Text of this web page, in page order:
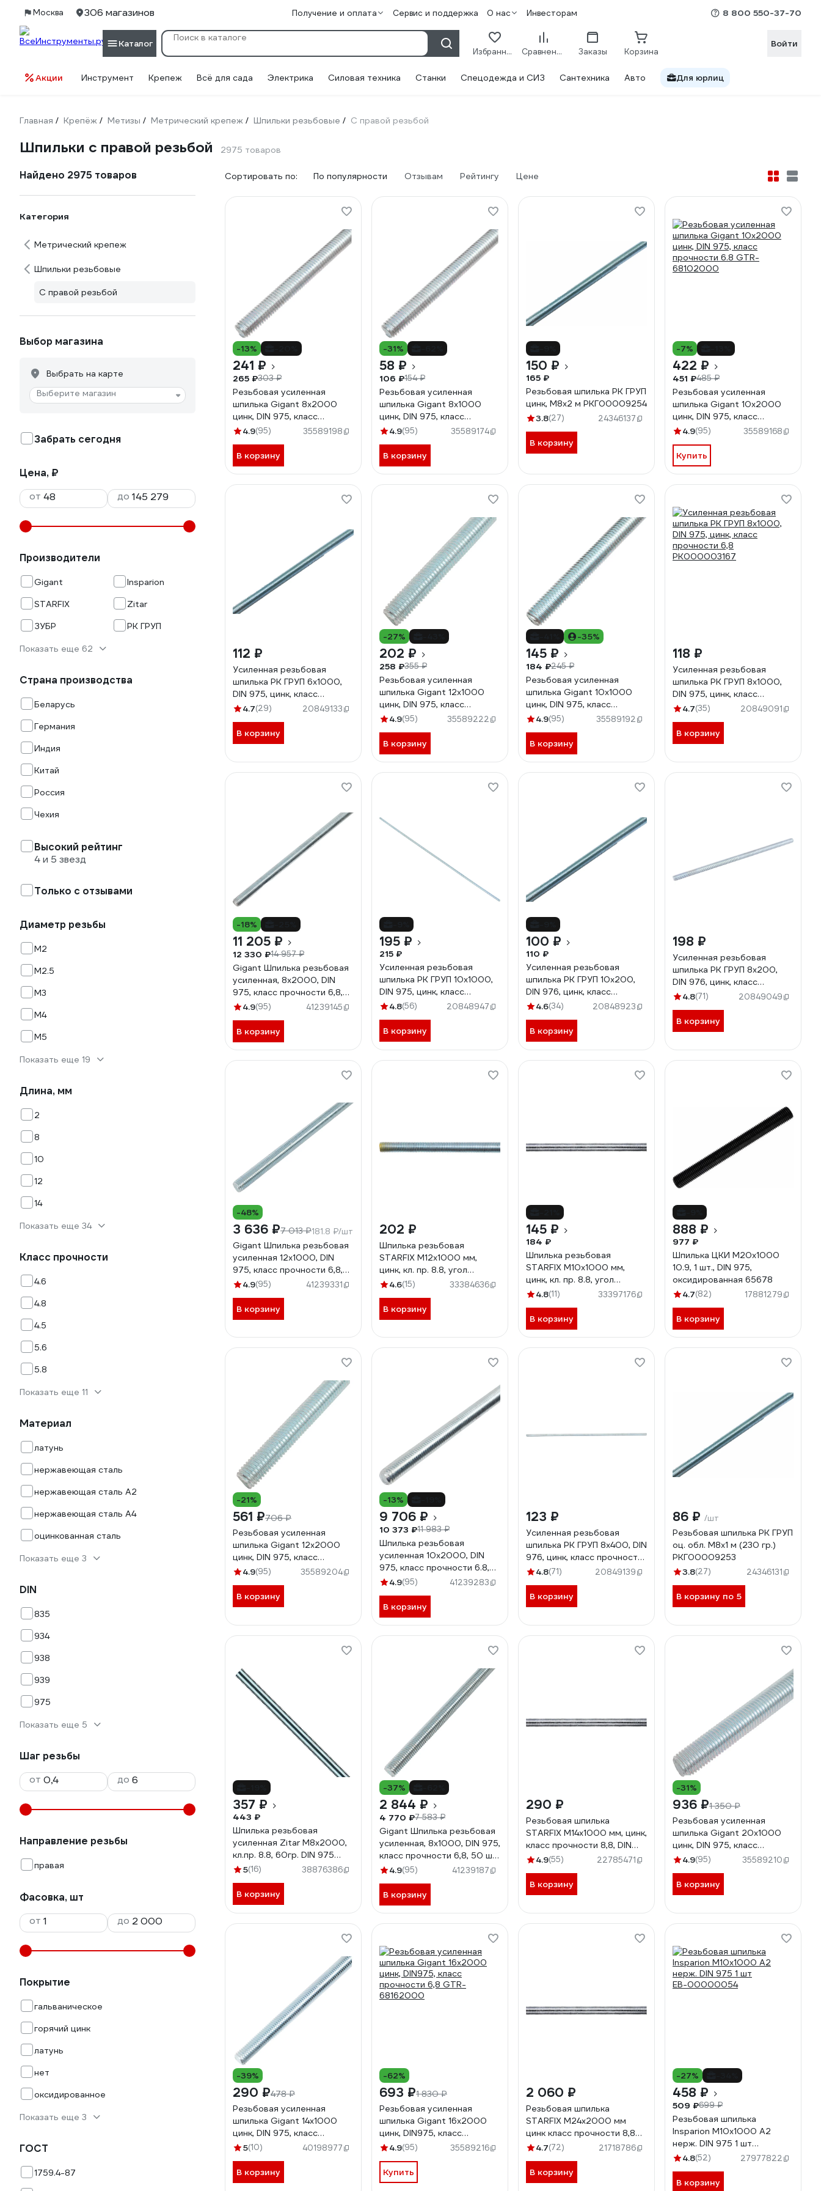
Москва 306 магазинов Получение и оплата Сервис и поддержка О нас Инвесторам 8 800 550-37-70
Каталог
Избранное Сравнение Заказы Корзина
Войти
Акции Инструмент Крепеж Всё для сада Электрика Силовая техника Станки Спецодежда и СИЗ Сантехника Авто Для юрлиц
Главная / Крепёж / Метизы / Метрический крепеж / Шпильки резьбовые / С правой резьбой
Шпильки с правой резьбой 2975 товаров
Найдено 2975 товаров
Категория
Метрический крепеж
Шпильки резьбовые
С правой резьбой
Выбор магазина
Выбрать на карте
Выберите магазин
Забрать сегодня
Цена, ₽
от
до
Производители
Gigant
Insparion
STARFIX
Zitar
ЗУБР
РК ГРУП
Показать еще 62
Страна производства
Беларусь
Германия
Индия
Китай
Россия
Чехия
Высокий рейтинг
4 и 5 звезд
Только с отзывами
Диаметр резьбы
М2
М2.5
М3
М4
М5
Показать еще 19
Длина, мм
2
8
10
12
14
Показать еще 34
Класс прочности
4.6
4.8
4.5
5.6
5.8
Показать еще 11
Материал
латунь
нержавеющая сталь
нержавеющая сталь А2
нержавеющая сталь А4
оцинкованная сталь
Показать еще 3
DIN
835
934
938
939
975
Показать еще 5
Шаг резьбы
от
до
Направление резьбы
правая
Фасовка, шт
от
до
Покрытие
гальваническое
горячий цинк
латунь
нет
оксидированное
Показать еще 3
ГОСТ
1759.4-87
Сортировать по: По популярности Отзывам Рейтингу Цене
-13%
241 ₽
265 ₽303 ₽
Резьбовая усиленная
шпилька Gigant 8x2000
цинк, DIN 975, класс
прочности 6,8 GTR-
4.9(95) 35589198
В корзину
-31%
58 ₽
106 ₽154 ₽
Резьбовая усиленная
шпилька Gigant 8x1000
цинк, DIN 975, класс
прочности 6,8 GTR-
4.9(95) 35589174
В корзину
150 ₽
165 ₽
Резьбовая шпилька РК ГРУП
цинк, М8x2 м РКГ00009254
3.8(27) 24346137
В корзину
-7%
422 ₽
451 ₽485 ₽
Резьбовая усиленная
шпилька Gigant 10x2000
цинк, DIN 975, класс
прочности 6.8 GTR-
4.9(95) 35589168
Купить
112 ₽
Усиленная резьбовая
шпилька РК ГРУП 6x1000,
DIN 975, цинк, класс
прочности 6,8
4.7(29) 20849133
В корзину
-27%
202 ₽
258 ₽355 ₽
Резьбовая усиленная
шпилька Gigant 12x1000
цинк, DIN 975, класс
прочности 6,8 GTR-
4.9(95) 35589222
В корзину
-35%
145 ₽
184 ₽245 ₽
Резьбовая усиленная
шпилька Gigant 10x1000
цинк, DIN 975, класс
прочности 6,8 GTR-
4.9(95) 35589192
В корзину
118 ₽
Усиленная резьбовая
шпилька РК ГРУП 8x1000,
DIN 975, цинк, класс
прочности 6,8
4.7(35) 20849091
В корзину
-18%
11 205 ₽
12 330 ₽14 957 ₽
Gigant Шпилька резьбовая
усиленная, 8x2000, DIN
975, класс прочности 6,8,
50 шт. GTR-6882000/50
4.9(95) 41239145
В корзину
195 ₽
215 ₽
Усиленная резьбовая
шпилька РК ГРУП 10x1000,
DIN 975, цинк, класс
прочности 6,8
4.8(56) 20848947
В корзину
100 ₽
110 ₽
Усиленная резьбовая
шпилька РК ГРУП 10x200,
DIN 976, цинк, класс
прочности 6,8
4.6(34) 20848923
В корзину
198 ₽
Усиленная резьбовая
шпилька РК ГРУП 8x200,
DIN 976, цинк, класс
прочности 6,8
4.8(71) 20849049
В корзину
-48%
3 636 ₽7 013 ₽181.8 ₽/шт
Gigant Шпилька резьбовая
усиленная 12x1000, DIN
975, класс прочности 6,8,
20 шт. GTR-68121000/20
4.9(95) 41239331
В корзину
202 ₽
Шпилька резьбовая
STARFIX М12x1000 мм,
цинк, кл. пр. 8.8, угол
резьбы 60, DIN 975 SM-
4.6(15) 33384636
В корзину
145 ₽
184 ₽
Шпилька резьбовая
STARFIX М10x1000 мм,
цинк, кл. пр. 8.8, угол
резьбы 60, DIN 975 SMP-
4.8(11) 33397176
В корзину
888 ₽
977 ₽
Шпилька ЦКИ М20х1000
10.9, 1 шт., DIN 975,
оксидированная 65678
4.7(82) 17881279
В корзину
-21%
561 ₽706 ₽
Резьбовая усиленная
шпилька Gigant 12x2000
цинк, DIN 975, класс
прочности 6,8 GTR-
4.9(95) 35589204
В корзину
-13%
9 706 ₽
10 373 ₽11 983 ₽
Шпилька резьбовая
усиленная 10x2000, DIN
975, класс прочности 6.8,
25 шт. Gigant GTR-
4.9(95) 41239283
В корзину
123 ₽
Усиленная резьбовая
шпилька РК ГРУП 8x400, DIN
976, цинк, класс прочности
6,8 РКГ00003707
4.8(71) 20849139
В корзину
86 ₽ /шт
Резьбовая шпилька РК ГРУП
оц. обл. М8x1 м (230 гр.)
РКГ00009253
3.8(27) 24346131
В корзину по 5
357 ₽
443 ₽
Шпилька резьбовая
усиленная Zitar М8x2000,
кл.пр. 8.8, 60гр. DIN 975
159566
5(16) 38876386
В корзину
-37%
2 844 ₽
4 770 ₽7 583 ₽
Gigant Шпилька резьбовая
усиленная, 8x1000, DIN 975,
класс прочности 6,8, 50 шт.
GTR-6881000/50
4.9(95) 41239187
В корзину
290 ₽
Резьбовая шпилька
STARFIX М14x1000 мм, цинк,
класс прочности 8,8, DIN
975 SM-60730-1
4.9(55) 22785471
В корзину
-31%
936 ₽1 350 ₽
Резьбовая усиленная
шпилька Gigant 20x1000
цинк, DIN 975, класс
прочности 6,8 GTR-
4.9(95) 35589210
В корзину
-39%
290 ₽478 ₽
Резьбовая усиленная
шпилька Gigant 14x1000
цинк, DIN 975, класс
прочности 6,8 GTR-
5(10) 40198977
В корзину
-62%
693 ₽1 830 ₽
Резьбовая усиленная
шпилька Gigant 16x2000
цинк, DIN975, класс
прочности 6,8 GTR-
4.9(95) 35589216
Купить
2 060 ₽
Резьбовая шпилька
STARFIX М24х2000 мм
цинк класс прочности 8,8
DIN 975 SM-70740-1
4.7(72) 21718786
В корзину
-27%
458 ₽
509 ₽699 ₽
Резьбовая шпилька
Insparion М10x1000 А2
нерж. DIN 975 1 шт
ЕВ-00000054
4.8(52) 27977822
В корзину